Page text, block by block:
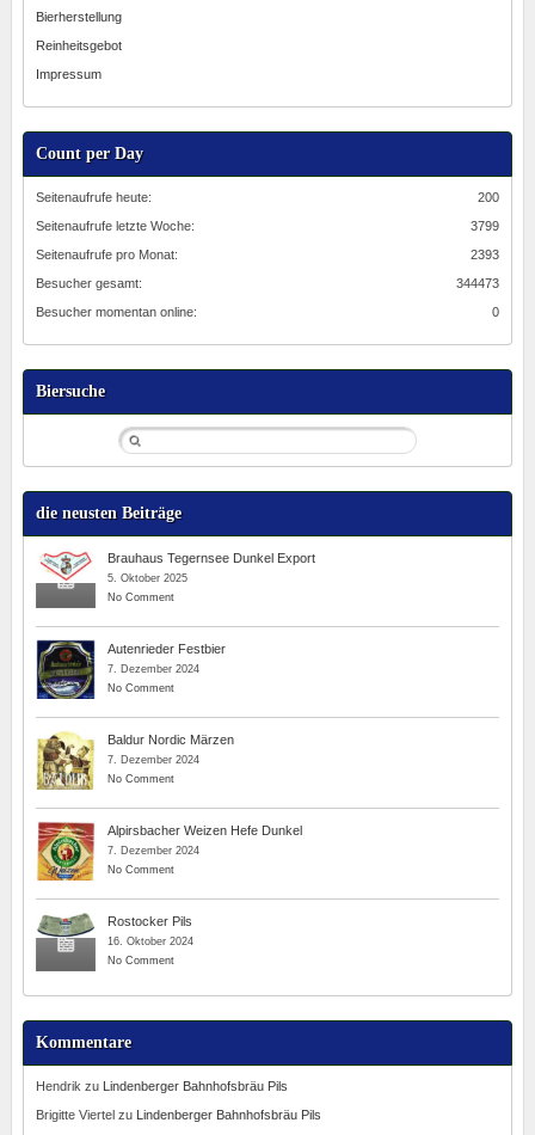
Bierherstellung
Reinheitsgebot
Impressum
Count per Day
200
Seitenaufrufe heute:
3799
Seitenaufrufe letzte Woche:
2393
Seitenaufrufe pro Monat:
344473
Besucher gesamt:
0
Besucher momentan online:
Biersuche
die neusten Beiträge
Brauhaus Tegernsee Dunkel Export
5. Oktober 2025
No Comment
Autenrieder Festbier
7. Dezember 2024
No Comment
Baldur Nordic Märzen
7. Dezember 2024
No Comment
Alpirsbacher Weizen Hefe Dunkel
7. Dezember 2024
No Comment
Rostocker Pils
16. Oktober 2024
No Comment
Kommentare
Hendrik zu
Lindenberger Bahnhofsbräu Pils
Brigitte Viertel zu
Lindenberger Bahnhofsbräu Pils